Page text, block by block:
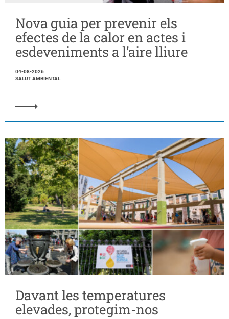
Nova guia per prevenir els
efectes de la calor en actes i
esdeveniments a l’aire lliure
04-08-2026
SALUT AMBIENTAL
Davant les temperatures
elevades, protegim-nos